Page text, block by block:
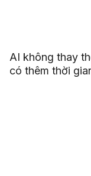
AI không thay
có thêm thời